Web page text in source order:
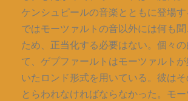
ケンシュピールの音楽とともに登場す
ではモーツァルトの音以外には何も
ため、正当化する必要はない。個々
て、ゲプファールトはモーツァルト
いたロンド形式を用いている。彼は
とらわれなければならなかった。モー